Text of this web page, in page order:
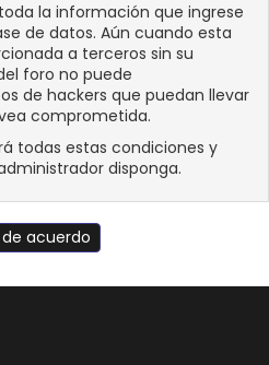
la información que ingrese
de datos. Aún cuando esta
a terceros sin su
foro no puede
de hackers que puedan llevar
comprometida.
todas estas condiciones y
disponga.